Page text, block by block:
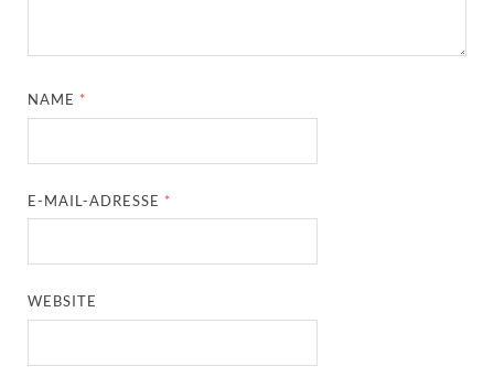
NAME *
E-MAIL-ADRESSE *
WEBSITE